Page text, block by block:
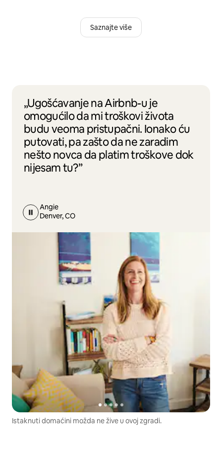
Saznajte više
„Ugošćavanje na Airbnb-u je
omogućilo da mi troškovi života
budu veoma pristupačni. Ionako ću
putovati, pa zašto da ne zaradim
nešto novca da platim troškove dok
nijesam tu?”
Angie
Denver, CO
Istaknuti domaćini možda ne žive u ovoj zgradi.